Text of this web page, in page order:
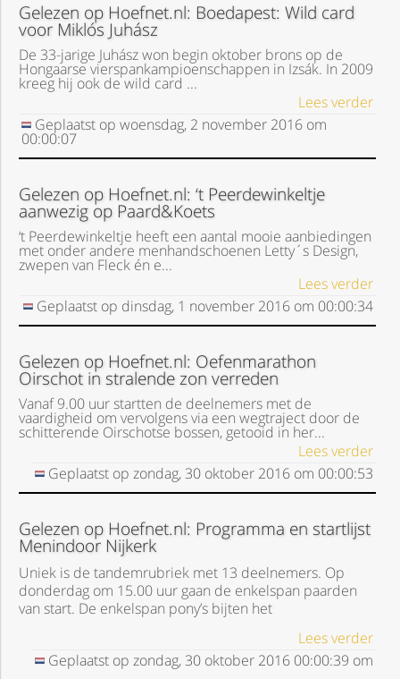
Gelezen op Hoefnet.nl: Boedapest: Wild card
voor Miklós Juhász
De 33-jarige Juhász won begin oktober brons op de
Hongaarse vierspankampioenschappen in Izsák. In 2009
kreeg hij ook de wild card ...
Lees verder
Geplaatst opwoensdag, 2 november 2016 om
00:00:07
Gelezen op Hoefnet.nl: ‘t Peerdewinkeltje
aanwezig op Paard&Koets
‘t Peerdewinkeltje heeft een aantal mooie aanbiedingen
met onder andere menhandschoenen Letty´s Design,
zwepen van Fleck én e...
Lees verder
Geplaatst op dinsdag, 1 november 2016om 00:00:34
Gelezen op Hoefnet.nl: Oefenmarathon
Oirschot in stralende zon verreden
Vanaf 9.00 uur startten de deelnemers met de
vaardigheid om vervolgens via een wegtraject door de
schitterende Oirschotse bossen, getooid in her...
Lees verder
Geplaatst op zondag, 30 oktober 2016om 00:00:53
Gelezen op Hoefnet.nl: Programma en startlijst
Menindoor Nijkerk
Uniek is de tandemrubriek met 13 deelnemers. Op
donderdag om 15.00 uur gaan de enkelspan paarden
van start. De enkelspan pony’s bijten het
Lees verder
Geplaatst op zondag, 30 oktober 2016 00:00:39 om